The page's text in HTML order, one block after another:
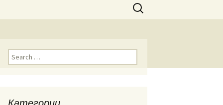
Search
for:
Search
for: